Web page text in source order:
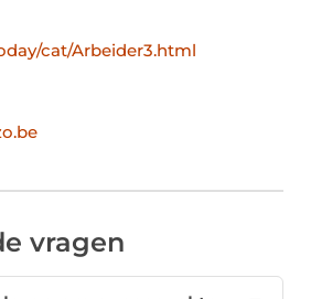
cat/Arbeider3.html
vragen